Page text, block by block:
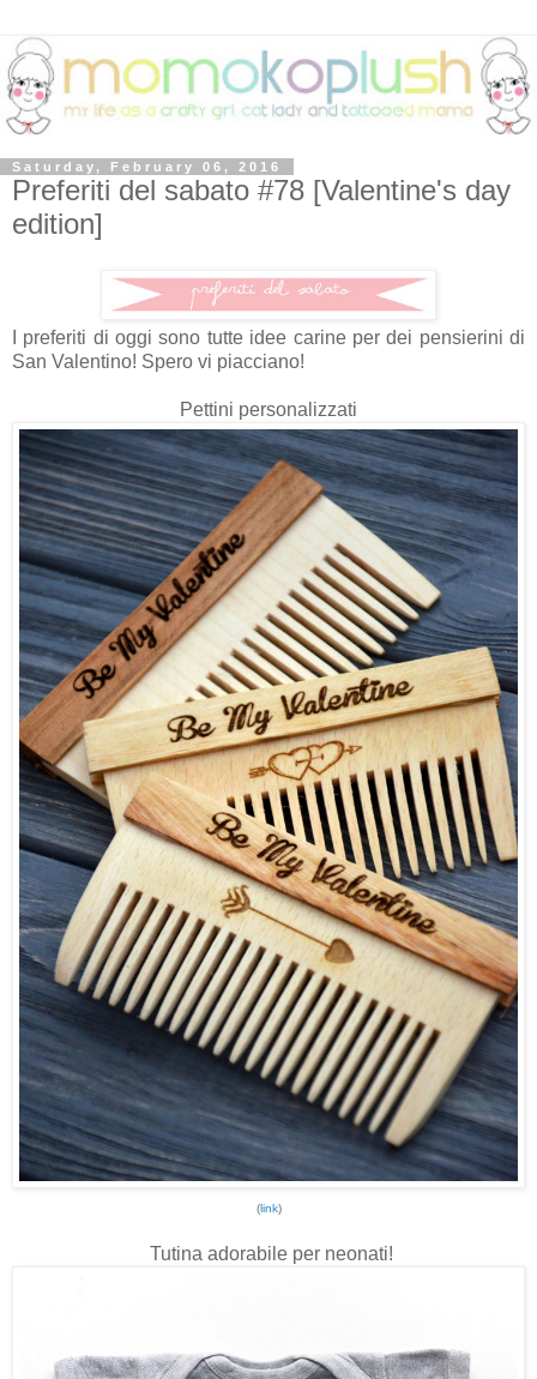
Saturday, February 06, 2016
Preferiti del sabato #78 [Valentine's day
edition]
I preferiti di oggi sono tutte idee carine per dei pensierini di
San Valentino! Spero vi piacciano!
Pettini personalizzati
(link)
Tutina adorabile per neonati!